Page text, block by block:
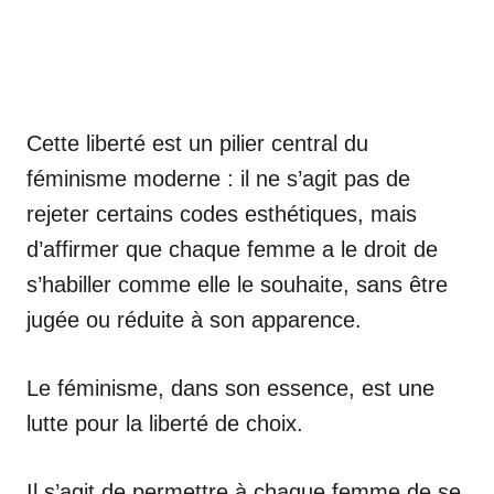
Cette liberté est un pilier central du
féminisme moderne : il ne s’agit pas de
rejeter certains codes esthétiques, mais
d’affirmer que chaque femme a le droit de
s’habiller comme elle le souhaite, sans être
jugée ou réduite à son apparence.
Le féminisme, dans son essence, est une
lutte pour la liberté de choix.